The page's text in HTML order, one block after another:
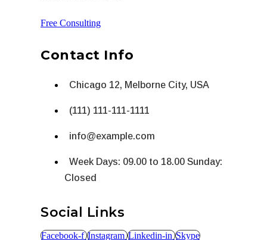
Free Consulting
Contact Info
Chicago 12, Melborne City, USA
(111) 111-111-1111
info@example.com
Week Days: 09.00 to 18.00 Sunday:
Closed
Social Links
Facebook-f Instagram Linkedin-in Skype